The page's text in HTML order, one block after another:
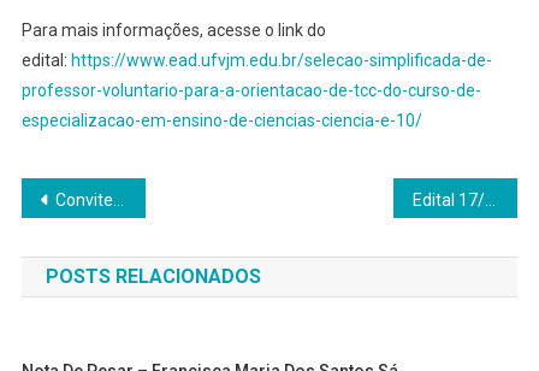
Para mais informações, acesse o link do
edital: https://www.ead.ufvjm.edu.br/selecao-simplificada-de-
professor-voluntario-para-a-orientacao-de-tcc-do-curso-de-
especializacao-em-ensino-de-ciencias-ciencia-e-10/
Navegação
de
Post
Convite aos estudantes inscritos no ENADE 2026
POSTS RELACIONADOS